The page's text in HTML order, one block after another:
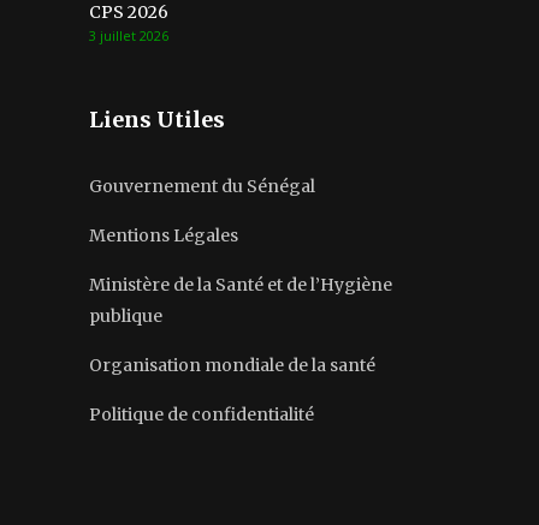
CPS 2026
3 juillet 2026
Liens Utiles
Gouvernement du Sénégal
Mentions Légales
Ministère de la Santé et de l’Hygiène
publique
Organisation mondiale de la santé
Politique de confidentialité